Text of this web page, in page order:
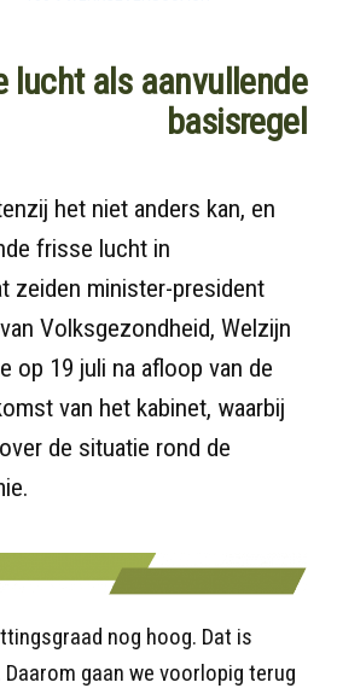
lucht als aanvullende
basisregel
het niet anders kan, en
frisse lucht in
zeiden minister-president
Volksgezondheid, Welzijn
op 19 juli na afloop van de
van het kabinet, waarbij
de situatie rond de
nog hoog. Dat is
gaan we voorlopig terug